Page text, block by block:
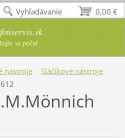
sa počuť
nástroje
Sláčikové nástroje
0,00 €
Vyhľadávanie